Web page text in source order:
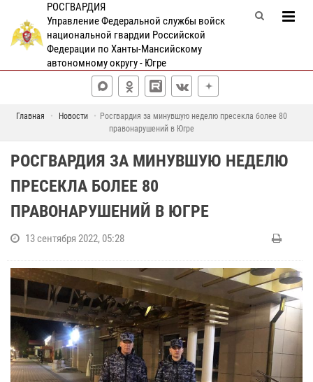
РОСГВАРДИЯ
Управление Федеральной службы войск
национальной гвардии Российской
Федерации по Ханты-Мансийскому
автономному округу - Югре
Главная Новости
Росгвардия за минувшую неделю пресекла более 80
правонарушений в Югре
РОСГВАРДИЯ ЗА МИНУВШУЮ НЕДЕЛЮ
ПРЕСЕКЛА БОЛЕЕ 80
ПРАВОНАРУШЕНИЙ В ЮГРЕ
13 сентября 2022, 05:28